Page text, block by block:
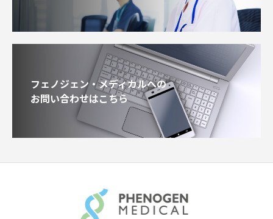
フェノジェン・メディカルへの
お問い合わせはこちら